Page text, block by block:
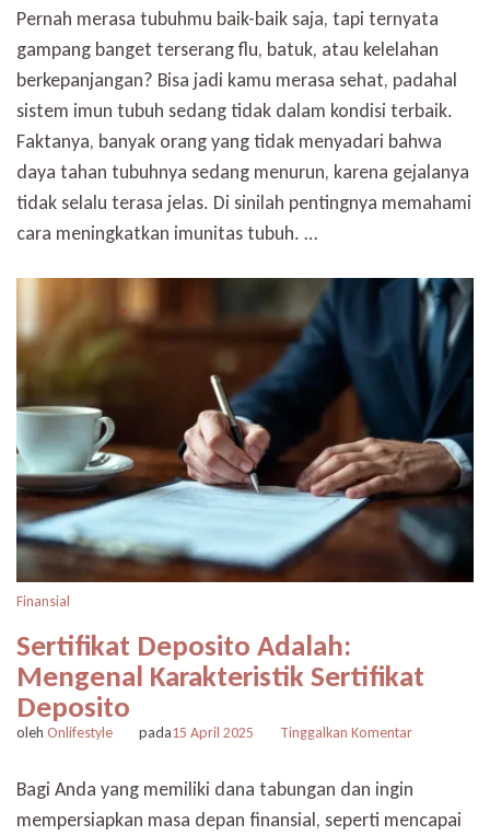
Belum
Tentu
Imun
Kuat,
Ini
Cara
Imunitas
Tubuh
Pernah merasa tubuhmu baik-baik saja, tapi ternyata
gampang banget terserang flu, batuk, atau kelelahan
berkepanjangan? Bisa jadi kamu merasa sehat, padahal
sistem imun tubuh sedang tidak dalam kondisi terbaik.
Faktanya, banyak orang yang tidak menyadari bahwa
daya tahan tubuhnya sedang menurun, karena gejalanya
tidak selalu terasa jelas. Di sinilah pentingnya memahami
cara meningkatkan imunitas tubuh. …
Finansial
Sertifikat Deposito Adalah:
Mengenal Karakteristik Sertifikat
Deposito
oleh Onlifestyle pada15 April 2025 Tinggalkan Komentarpada
Adalah:
Mengenal
Bagi Anda yang memiliki dana tabungan dan ingin
mempersiapkan masa depan finansial, seperti mencapai